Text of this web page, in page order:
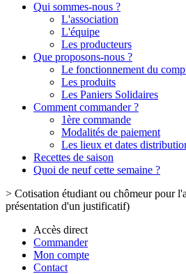
Qui sommes-nous ?
L'association
L'équipe
Les producteurs
Que proposons-nous ?
Le fonctionnement du
Les produits
Les Paniers Solidaires
Comment commander ?
1ère commande
Modalités de paiement
Les lieux et dates
Recettes de saison
Quoi de neuf cette semaine ?
> Cotisation étudiant ou chômeur pour
présentation d'un justificatif)
Accès direct
Commander
Mon compte
Contact